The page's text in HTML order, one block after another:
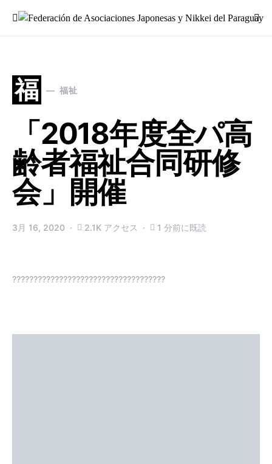
Search for:
福 福祉
「2018年度全パ高
齢者福祉合同研修
会」開催
3月 16, 2020 2.1K アクセス 1 分前に既読
????????????????????????????????????